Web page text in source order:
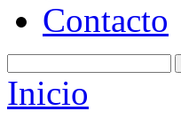
Contacto
Inicio